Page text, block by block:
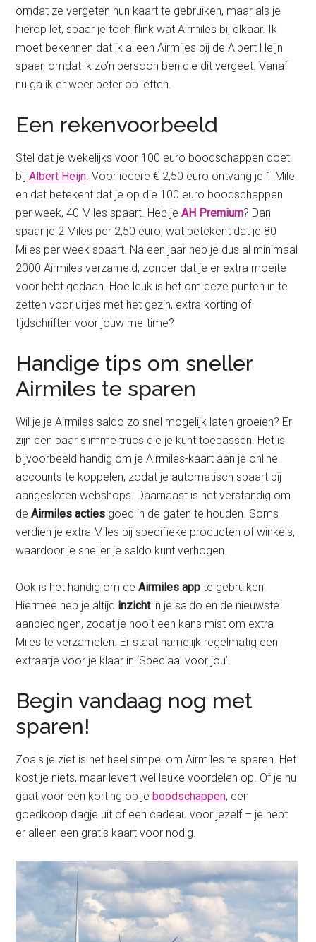
omdat ze vergeten hun kaart te gebruiken, maar als je
hierop let, spaar je toch flink wat Airmiles bij elkaar. Ik
moet bekennen dat ik alleen Airmiles bij de Albert Heijn
spaar, omdat ik zo’n persoon ben die dit vergeet. Vanaf
nu ga ik er weer beter op letten.
Een rekenvoorbeeld
Stel dat je wekelijks voor 100 euro boodschappen doet
bijAlbert Heijn. Voor iedere € 2,50 euro ontvang je 1 Mile
en dat betekent dat je op die 100 euro boodschappen
per week, 40 Miles spaart. Heb jeAH Premium? Dan
spaar je 2 Miles per 2,50 euro, wat betekent dat je 80
Miles per week spaart. Na een jaar heb je dus al minimaal
2000 Airmiles verzameld, zonder dat je er extra moeite
voor hebt gedaan. Hoe leuk is het om deze punten in te
zetten voor uitjes met het gezin, extra korting of
tijdschriften voor jouw me-time?
Handige tips om sneller
Airmiles te sparen
Wil je je Airmiles saldo zo snel mogelijk laten groeien? Er
zijn een paar slimme trucs die je kunt toepassen. Het is
bijvoorbeeld handig om je Airmiles-kaart aan je online
accounts te koppelen, zodat je automatisch spaart bij
aangesloten webshops. Daarnaast is het verstandig om
deAirmiles acties goed in de gaten te houden. Soms
verdien je extra Miles bij specifieke producten of winkels,
waardoor je sneller je saldo kunt verhogen.
Ook is het handig om deAirmiles appte gebruiken.
Hiermee heb je altijd inzicht in je saldo en de nieuwste
aanbiedingen, zodat je nooit een kans mist om extra
Miles te verzamelen. Er staat namelijk regelmatig een
extraatje voor je klaar in ‘Speciaal voor jou’.
Begin vandaag nog met
sparen!
Zoals je ziet is het heel simpel om Airmiles te sparen. Het
kost je niets, maar levert wel leuke voordelen op. Of je nu
gaat voor een korting op je boodschappen, een
goedkoop dagje uit of een cadeau voor jezelf – je hebt
er alleen een gratis kaart voor nodig.